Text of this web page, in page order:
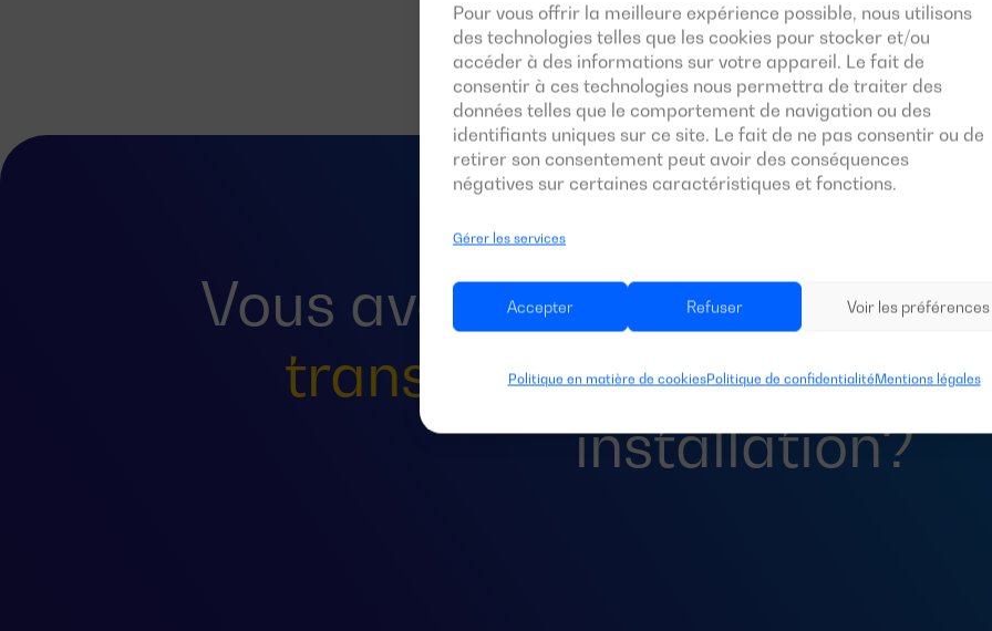
Pour vous offrir la meilleure expérience possible, nous utilisons
des technologies telles que les cookies pour stocker et/ou
accéder à des informations sur votre appareil. Le fait de
consentir à ces technologies nous permettra de traiter des
données telles que le comportement de navigation ou des
identifiants uniques sur ce site. Le fait de ne pas consentir ou de
retirer son consentement peut avoir des conséquences
négatives sur certaines caractéristiques et fonctions.
Gérer les services
Accepter Refuser Voir les préférences
Politique en matière de cookiesPolitique de confidentialitéMentions légales
Vous avez besoin d’un
transfertautomatique
installation?